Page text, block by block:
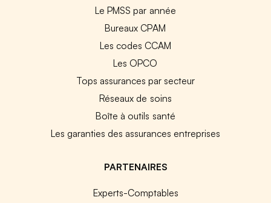
Le PMSS par année
Bureaux CPAM
Les codes CCAM
Les OPCO
Tops assurances par secteur
Réseaux de soins
Boîte à outils santé
Les garanties des assurances entreprises
PARTENAIRES
Experts-Comptables